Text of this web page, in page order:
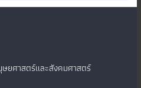
ยศาสตร์และสังคมศาสตร์